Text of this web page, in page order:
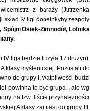
z baraży (Jutrzenka
IV ligi dopełniłyby zespoły
Osiek-Zimnodół, Lotnika
liga będzie liczyła 17 drużyn),
klasy myślenickiej. Pozostali do
do grupy I, wątpliwości budzi
powinna to być grupa I, ale wg
na tzw. liście przynależności
A klasy zamiast do grupy III,